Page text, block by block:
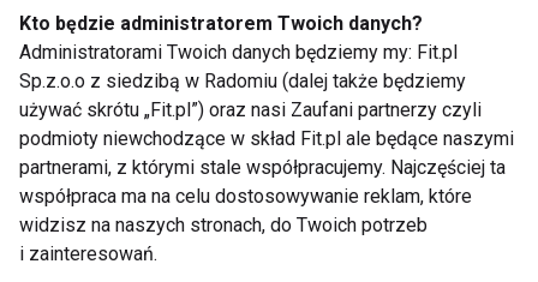
które łączą różne grupy produktów. Ser,
pełnoziarniste pieczywo i warzywa to przykład
prostego zestawienia, które dostarcza energii, daje
sytość i sprawdza się zarówno na śniadanie, jak i
lekką kolację.”
Równowaga zamiast kolejnej diety
Zmiana trendów żywieniowych pokazuje, że
Kto będzie administratorem Twoich danych?
Administratorami Twoich danych będziemy my: Fit.pl
Sp.z.o.o z siedzibą w Radomiu (dalej także będziemy
używać skrótu „Fit.pl”) oraz nasi Zaufani partnerzy czyli
podmioty niewchodzące w skład Fit.pl ale będące naszymi
partnerami, z którymi stale współpracujemy. Najczęściej ta
współpraca ma na celu dostosowywanie reklam, które
widzisz na naszych stronach, do Twoich potrzeb
i zainteresowań.